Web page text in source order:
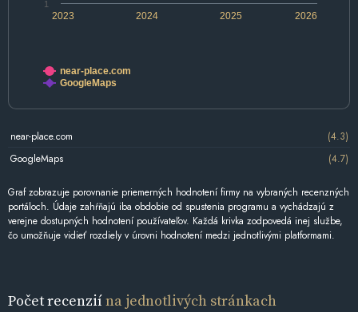
2024 2026
2023 2025
1
near-place.com
GoogleMaps
near-place.com
(4.3)
GoogleMaps
(4.7)
Graf zobrazuje porovnanie priemerných hodnotení firmy na vybraných recenzných
portáloch. Údaje zahŕňajú iba obdobie od spustenia programu a vychádzajú z
verejne dostupných hodnotení používateľov. Každá krivka zodpovedá inej službe,
čo umožňuje vidieť rozdiely v úrovni hodnotení medzi jednotlivými platformami.
Počet recenziína jednotlivých stránkach